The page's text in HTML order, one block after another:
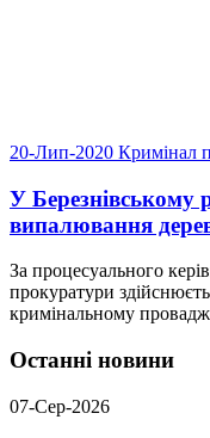
20-Лип-2020 Кримінал
У Березнівському
випалювання
За процесуального
прокуратури
кримінальному
Останні новини
07-Сер-2026